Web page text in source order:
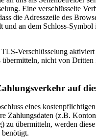
Eine verschlüsselte
die Adresszeile des
und an dem Schloss-Symbol
Verschlüsselung
übermitteln, nicht von Dritten
auf
eines
Zahlungsdaten (z.B.
zu übermitteln, werden